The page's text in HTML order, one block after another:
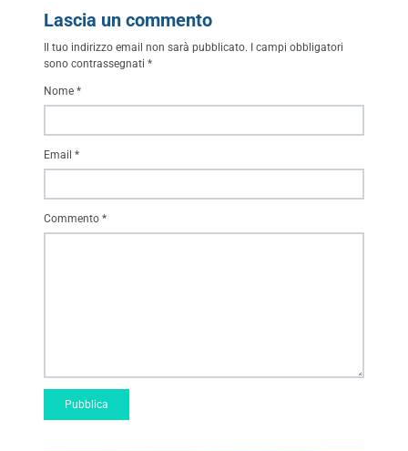
Lascia un commento
Il tuo indirizzo email non sarà pubblicato. I campi obbligatori
sono contrassegnati *
Commento *
Nome *
Email *